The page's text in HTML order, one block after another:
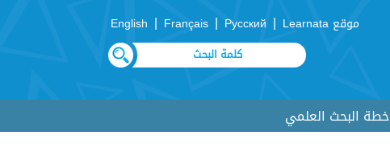
موقع Learnata |
Русский
|
Français
|
English
خطة البحث العلمي